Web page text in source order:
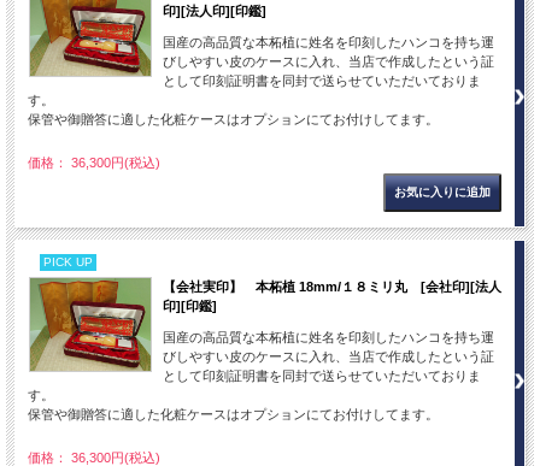
印][法人印][印鑑]
国産の高品質な本柘植に姓名を印刻したハンコを持ち運
びしやすい皮のケースに入れ、当店で作成したという証
として印刻証明書を同封で送らせていただいておりま
す。
保管や御贈答に適した化粧ケースはオプションにてお付けしてます。
価格： 36,300円(税込)
PICK UP
【会社実印】 本柘植 18mm/１８ミリ丸 [会社印][法人
印][印鑑]
国産の高品質な本柘植に姓名を印刻したハンコを持ち運
びしやすい皮のケースに入れ、当店で作成したという証
として印刻証明書を同封で送らせていただいておりま
す。
保管や御贈答に適した化粧ケースはオプションにてお付けしてます。
価格： 36,300円(税込)